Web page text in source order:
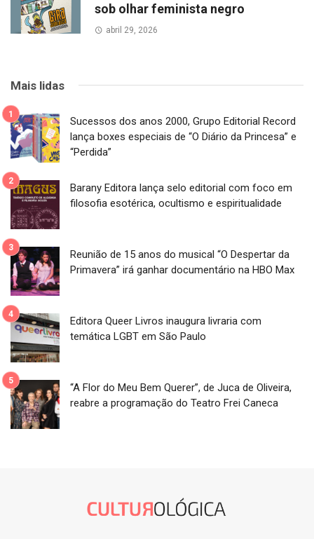
sob olhar feminista negro
abril 29, 2026
Mais lidas
Sucessos dos anos 2000, Grupo Editorial Record
lança boxes especiais de “O Diário da Princesa” e
“Perdida”
Barany Editora lança selo editorial com foco em
filosofia esotérica, ocultismo e espiritualidade
Reunião de 15 anos do musical “O Despertar da
Primavera” irá ganhar documentário na HBO Max
Editora Queer Livros inaugura livraria com
temática LGBT em São Paulo
“A Flor do Meu Bem Querer”, de Juca de Oliveira,
reabre a programação do Teatro Frei Caneca